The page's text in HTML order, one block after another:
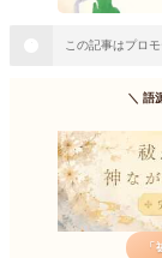
この記事はプロ
＼ 語